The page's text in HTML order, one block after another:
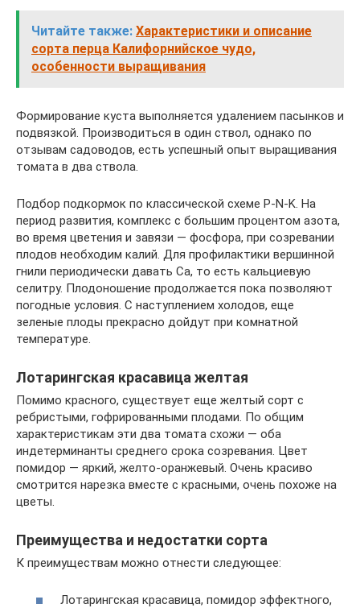
Читайте также: Характеристики и описание
сорта перца Калифорнийское чудо,
особенности выращивания
Формирование куста выполняется удалением пасынков и
подвязкой. Производиться в один ствол, однако по
отзывам садоводов, есть успешный опыт выращивания
томата в два ствола.
Подбор подкормок по классической схеме Р-N-K. На
период развития, комплекс с большим процентом азота,
во время цветения и завязи — фосфора, при созревании
плодов необходим калий. Для профилактики вершинной
гнили периодически давать Са, то есть кальциевую
селитру. Плодоношение продолжается пока позволяют
погодные условия. С наступлением холодов, еще
зеленые плоды прекрасно дойдут при комнатной
температуре.
Лотарингская красавица желтая
Помимо красного, существует еще желтый сорт с
ребристыми, гофрированными плодами. По общим
характеристикам эти два томата схожи — оба
индетерминанты среднего срока созревания. Цвет
помидор — яркий, желто-оранжевый. Очень красиво
смотрится нарезка вместе с красными, очень похоже на
цветы.
Преимущества и недостатки сорта
К преимуществам можно отнести следующее:
Лотарингская красавица, помидор эффектного,